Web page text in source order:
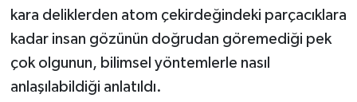
kara deliklerden atom çekirdeğindeki parçacıklara
kadar insan gözünün doğrudan göremediği pek
çok olgunun, bilimsel yöntemlerle nasıl
anlaşılabildiği anlatıldı.